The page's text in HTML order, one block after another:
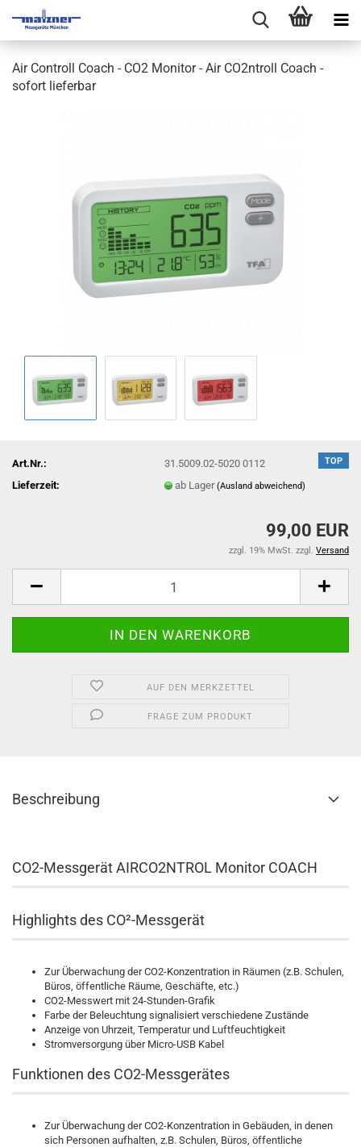
Air Controll Coach - CO2 Monitor - Air CO2ntroll Coach -
sofort lieferbar
TOP
Art.Nr.:
31.5009.02-5020 0112
Lieferzeit:
ab Lager(Ausland abweichend)
99,00 EUR
zzgl. 19% MwSt. zzgl. Versand
AUF DEN MERKZETTEL
FRAGE ZUM PRODUKT
Beschreibung
CO2-Messgerät AIRCO2NTROL Monitor COACH
Highlights des CO²-Messgerät
Zur Überwachung der CO2-Konzentration in Räumen (z.B. Schulen,
Büros, öffentliche Räume, Geschäfte, etc.)
CO2-Messwert mit 24-Stunden-Grafik
Farbe der Beleuchtung signalisiert verschiedene Zustände
Anzeige von Uhrzeit, Temperatur und Luftfeuchtigkeit
Stromversorgung über Micro-USB Kabel
Funktionen des CO2-Messgerätes
Zur Überwachung der CO2-Konzentration in Gebäuden, in denen
sich Personen aufhalten, z.B. Schulen, Büros, öffentliche